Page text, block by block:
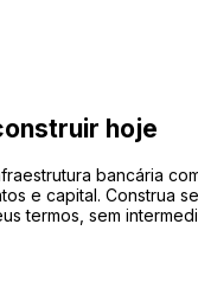
hoje
bancária
e capital. Construa
termos, sem